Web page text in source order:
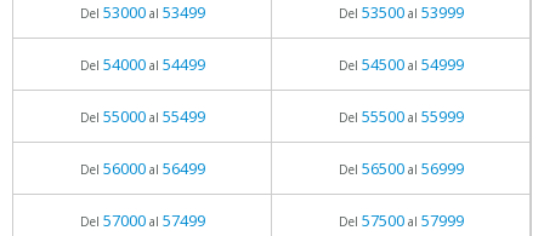
Del 53000al 53499 Del 53500al 53999
Del 54000al 54499 Del 54500al 54999
Del 55000al 55499 Del 55500al 55999
Del 56000al 56499 Del 56500al 56999
Del 57000al 57499 Del 57500al 57999